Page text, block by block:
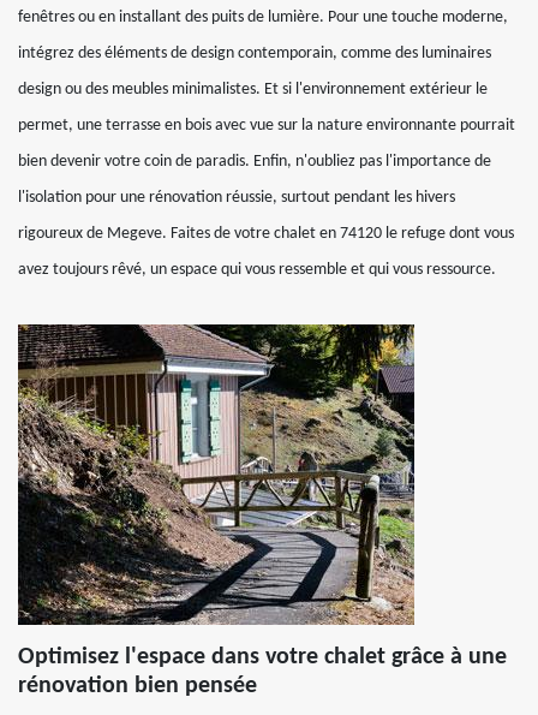
fenêtres ou en installant des puits de lumière. Pour une touche moderne,
intégrez des éléments de design contemporain, comme des luminaires
design ou des meubles minimalistes. Et si l'environnement extérieur le
permet, une terrasse en bois avec vue sur la nature environnante pourrait
bien devenir votre coin de paradis. Enfin, n'oubliez pas l'importance de
l'isolation pour une rénovation réussie, surtout pendant les hivers
rigoureux de Megeve. Faites de votre chalet en 74120 le refuge dont vous
avez toujours rêvé, un espace qui vous ressemble et qui vous ressource.
Optimisez l'espace dans votre chalet grâce à une
rénovation bien pensée